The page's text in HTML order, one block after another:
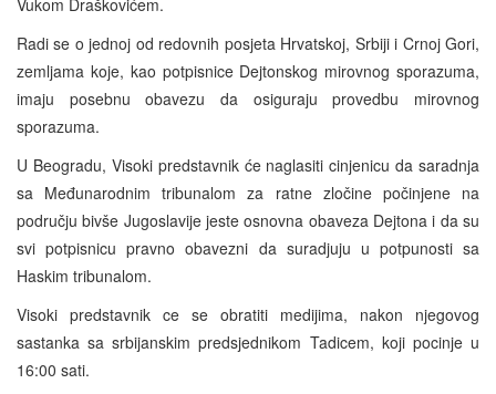
Radi se o jednoj od redovnih posjeta Hrvatskoj, Srbiji i Crnoj Gori,
zemljama koje, kao potpisnice Dejtonskog mirovnog sporazuma,
imaju posebnu obavezu da osiguraju provedbu mirovnog
sporazuma.
U Beogradu, Visoki predstavnik će naglasiti cinjenicu da saradnja
sa Međunarodnim tribunalom za ratne zločine počinjene na
području bivše Jugoslavije jeste osnovna obaveza Dejtona i da su
svi potpisnicu pravno obavezni da suradjuju u potpunosti sa
Haskim tribunalom.
Visoki predstavnik ce se obratiti medijima, nakon njegovog
sastanka sa srbijanskim predsjednikom Tadicem, koji pocinje u
16:00 sati.